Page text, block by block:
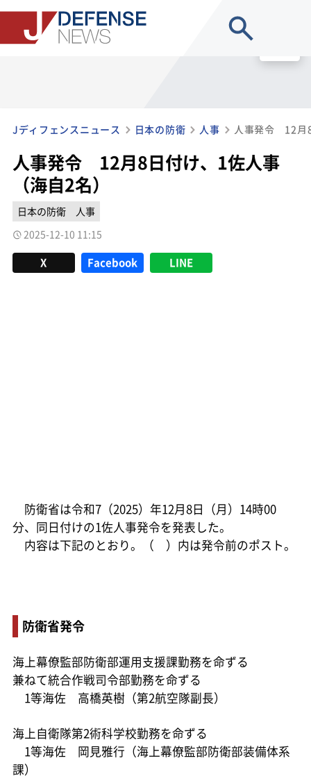
Jディフェンスニュース 日本の防衛 人事 人事発令 12月
人事発令 12月8日付け、1佐人事
（海自2名）
日本の防衛
人事
2025-12-10 11:15
X Facebook LINE
防衛省は令和7（2025）年12月8日（月）14時00
分、同日付けの1佐人事発令を発表した。
内容は下記のとおり。（ ）内は発令前のポスト。
防衛省発令
海上幕僚監部防衛部運用支援課勤務を命ずる
兼ねて統合作戦司令部勤務を命ずる
1等海佐 高橋英樹（第2航空隊副長）
海上自衛隊第2術科学校勤務を命ずる
1等海佐 岡見雅行（海上幕僚監部防衛部装備体系
課）